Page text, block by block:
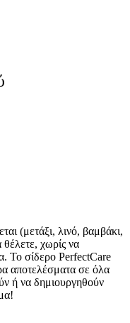
(μετάξι, λινό, βαμβάκι,
χωρίς να
Το σίδερο PerfectCare
αποτελέσματα σε όλα
ή να δημιουργηθούν